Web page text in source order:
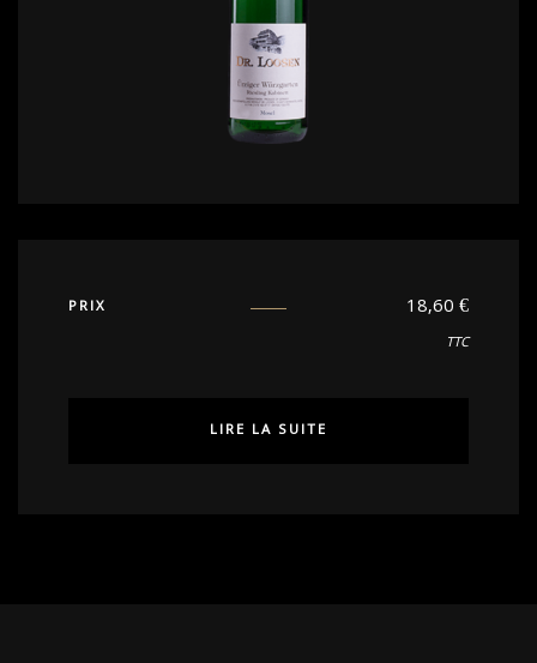
PRIX 18,60€
TTC
LIRE LA SUITE